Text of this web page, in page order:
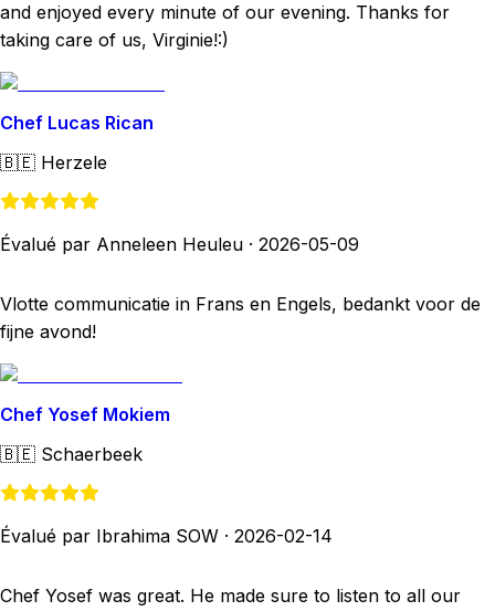
and enjoyed every minute of our evening. Thanks for
taking care of us, Virginie!:)
Chef Lucas Rican
🇧🇪 Herzele
Évalué par Anneleen Heuleu · 2026-05-09
Vlotte communicatie in Frans en Engels, bedankt voor de
fijne avond!
Chef Yosef Mokiem
🇧🇪 Schaerbeek
Évalué par Ibrahima SOW · 2026-02-14
Chef Yosef was great. He made sure to listen to all our